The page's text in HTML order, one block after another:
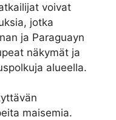
voivat
jotka
ja Paraguayn
näkymät ja
alueella.
maisemia.